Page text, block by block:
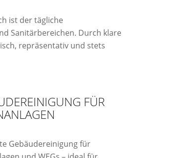
ist der tägliche
Sanitärbereichen. Durch klare
repräsentativ und stets
FÜR
Gebäudereinigung für